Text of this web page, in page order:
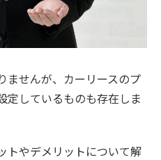
ませんが、カーリースのプ
定しているものも存在しま
トやデメリットについて解